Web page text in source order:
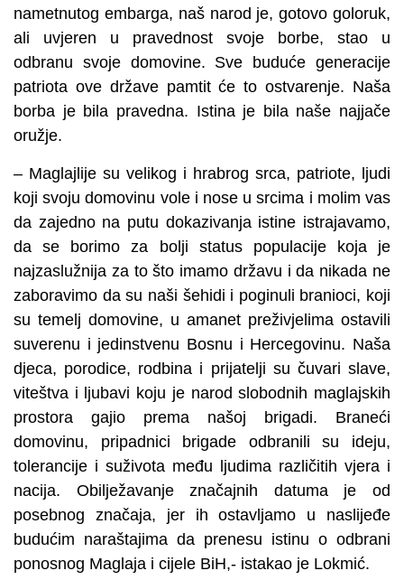
nametnutog embarga, naš narod je, gotovo goloruk,
ali uvjeren u pravednost svoje borbe, stao u
odbranu svoje domovine. Sve buduće generacije
patriota ove države pamtit će to ostvarenje. Naša
borba je bila pravedna. Istina je bila naše najjače
oružje.
– Maglajlije su velikog i hrabrog srca, patriote, ljudi
koji svoju domovinu vole i nose u srcima i molim vas
da zajedno na putu dokazivanja istine istrajavamo,
da se borimo za bolji status populacije koja je
najzaslužnija za to što imamo državu i da nikada ne
zaboravimo da su naši šehidi i poginuli branioci, koji
su temelj domovine, u amanet preživjelima ostavili
suverenu i jedinstvenu Bosnu i Hercegovinu. Naša
djeca, porodice, rodbina i prijatelji su čuvari slave,
viteštva i ljubavi koju je narod slobodnih maglajskih
prostora gajio prema našoj brigadi. Braneći
domovinu, pripadnici brigade odbranili su ideju,
tolerancije i suživota među ljudima različitih vjera i
nacija. Obilježavanje značajnih datuma je od
posebnog značaja, jer ih ostavljamo u naslijeđe
budućim naraštajima da prenesu istinu o odbrani
ponosnog Maglaja i cijele BiH,- istakao je Lokmić.